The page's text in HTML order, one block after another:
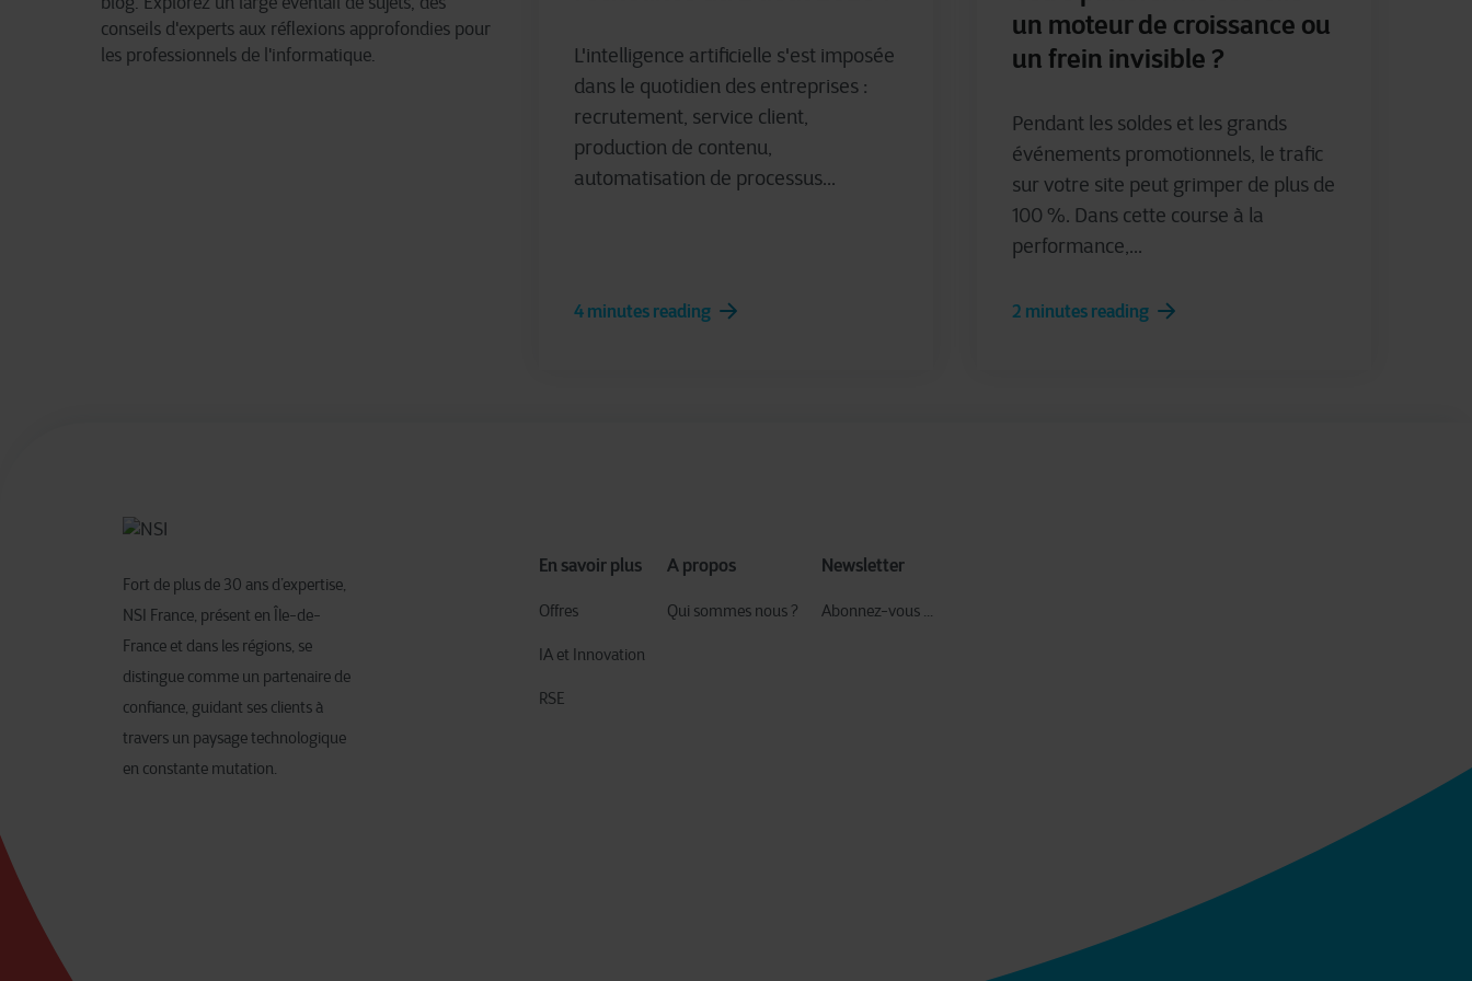
conseils d'experts aux réflexions approfondies pour
les professionnels de l'informatique.
L'intelligence artificielle s'est imposée
dans le quotidien des entreprises :
recrutement, service client,
production de contenu,
automatisation de processus...
4 minutes reading
un moteur de croissance ou
un frein invisible ?
Pendant les soldes et les grands
événements promotionnels, le trafic
sur votre site peut grimper de plus de
100 %. Dans cette course à la
performance,...
2 minutes reading
Fort de plus de 30 ans d’expertise,
NSI France, présent en Île-de-
France et dans les régions, se
distingue comme un partenaire de
confiance, guidant ses clients à
travers un paysage technologique
en constante mutation. ​
En savoir plus
Offres
IA et Innovation​
RSE
A propos
Qui sommes nous ?
Newsletter
Abonnez-vous ...